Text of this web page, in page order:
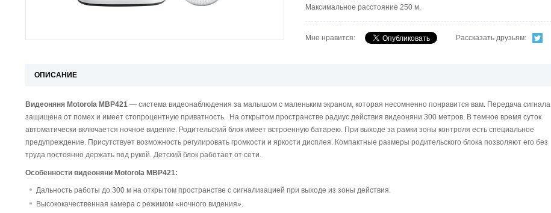
Максимальное расстояние 250 м.
Мне нравится: Рассказать друзьям:
ОПИСАНИЕ
Видеоняня Motorola MBP421 — система видеонаблюдения за малышом с маленьким экраном, которая несомненно понравится вам. Передача сигнала
защищена от помех и имеет стопроцентную приватность. На открытом пространстве радиус действия видеоняни 300 метров. В темное время суток
автоматически включается ночное видение. Родительский блок имеет встроенную батарею. При выходе за рамки зоны контроля есть специальное
предупреждение. Присутствует возможность регулировать громкости и яркости дисплея. Компактные размеры родительского блока позволяют его без
труда постоянно держать под рукой. Детский блок работает от сети.
Особенности видеоняни Motorola MBP421:
Дальность работы до 300 м на открытом пространстве с сигнализацией при выходе из зоны действия.
Высококачественная камера с режимом «ночного видения».